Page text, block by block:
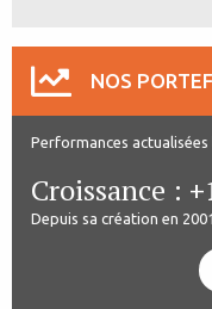
NOS
Performances
Croissance :
Depuis sa création en 2001